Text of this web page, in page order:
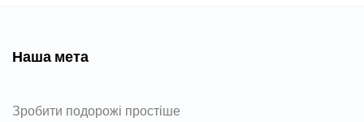
Наша мета
Зробити подорожі простіше